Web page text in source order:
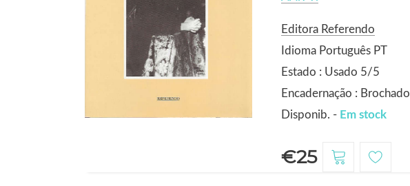
Editora Referendo
Idioma Português PT
Estado : Usado 5/5
Encadernação : Brochado
Disponib. - Em stock
€25